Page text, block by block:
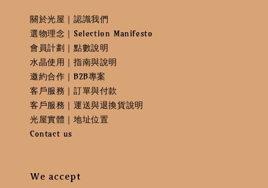
關於光屋｜認識我們
選物理念｜Selection Manifesto
會員計劃｜點數說明
水晶使用｜指南與說明
邀約合作｜B2B專案
客戶服務｜訂單與付款
客戶服務｜運送與退換貨說明
光屋實體｜地址位置
Contact us
We accept